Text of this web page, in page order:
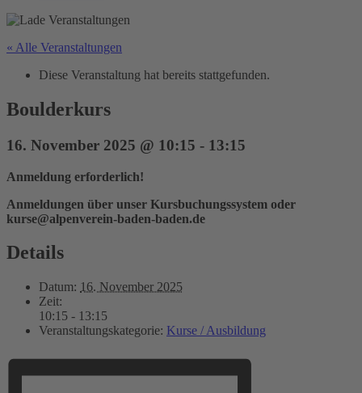
« Alle Veranstaltungen
Diese Veranstaltung hat bereits stattgefunden.
Boulderkurs
16. November 2025 @ 10:15 - 13:15
Anmeldung erforderlich!
Anmeldungen über unser Kursbuchungssystem oder
kurse@alpenverein-baden-baden.de
Details
Datum: 16. November 2025
Zeit:
10:15 - 13:15
Veranstaltungskategorie: Kurse / Ausbildung